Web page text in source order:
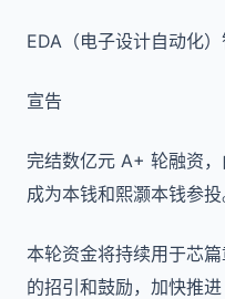
EDA（电子设计自动化
宣告
完结数亿元 A+ 轮融资，
成为本钱和熙灏本钱参投
本轮资金将持续用于芯
的招引和鼓励，加快推